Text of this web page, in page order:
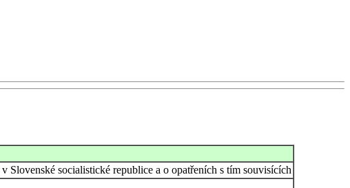
socialistické republice a o opatřeních s tím souvisících